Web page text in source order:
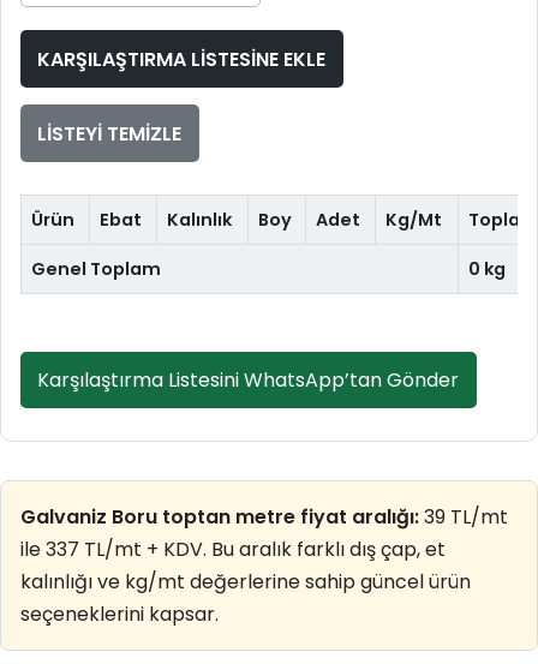
KARŞILAŞTIRMA LISTESINE EKLE
LISTEYI TEMIZLE
Ürün Ebat Kalınlık Boy Adet Kg/Mt
Genel Toplam 0 kg
Karşılaştırma Listesini WhatsApp’tan Gönder
Galvaniz Boru toptan metre fiyat aralığı:39 TL/mt
ile 337 TL/mt + KDV. Bu aralık farklı dış çap, et
kalınlığı ve kg/mt değerlerine sahip güncel ürün
seçeneklerini kapsar.